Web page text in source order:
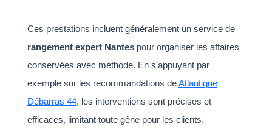
Ces prestations incluent généralement un service de
rangement expert Nantespour organiser les affaires
conservées avec méthode. En s’appuyant par
exemple sur les recommandations deAtlantique
Débarras 44, les interventions sont précises et
efficaces, limitant toute gêne pour les clients.